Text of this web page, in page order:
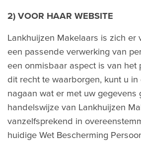
2) VOOR HAAR WEBSITE
Lankhuijzen Makelaars is zich er
een passende verwerking van
een onmisbaar aspect is van het
dit recht te waarborgen, kunt u
nagaan wat er met uw gegevens
handelswijze van Lankhuijzen
vanzelfsprekend in
huidige Wet Bescherming